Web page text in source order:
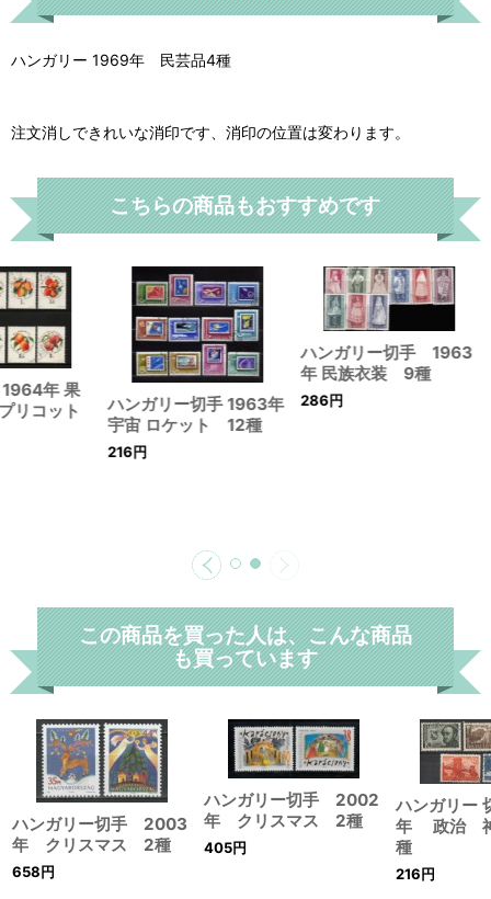
ハンガリー 1969年 民芸品4種
注文消しできれいな消印です、消印の位置は変わります。
こちらの商品もおすすめです
年 果
リコット
ハンガリー切手 1963年
宇宙 ロケット 12種
216円
ハンガリー切手 1963
年 民族衣装 9種
286円
この商品を買った人は、こんな商品
も買っています
ハンガリー切手 2003
年 クリスマス 2種
658円
ハンガリー切手 2002
年 クリスマス 2種
405円
ハンガリー
年 政治
種
216円